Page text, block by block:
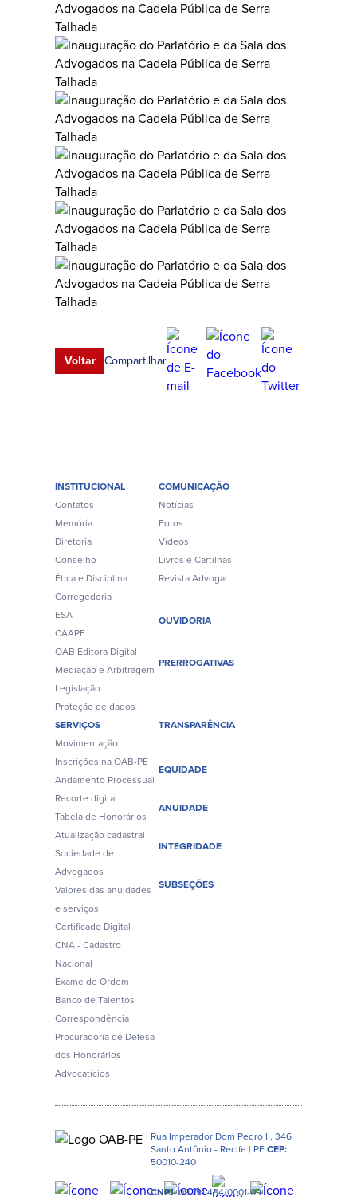
Voltar Compartilhar
INSTITUCIONAL
Contatos
Memória
Diretoria
Conselho
Ética e Disciplina
Corregedoria
ESA
CAAPE
OAB Editora Digital
Mediação e Arbitragem
Legislação
Proteção de dados
COMUNICAÇÃO
Notícias
Fotos
Vídeos
Livros e Cartilhas
Revista Advogar
OUVIDORIA
PRERROGATIVAS
SERVIÇOS
Movimentação
Inscrições na OAB-PE
Andamento Processual
Recorte digital
Tabela de Honorários
Atualização cadastral
Sociedade de
Advogados
Valores das anuidades
e serviços
Certificado Digital
CNA - Cadastro
Nacional
Exame de Ordem
Banco de Talentos
Correspondência
Procuradoria de Defesa
dos Honorários
Advocatícios
TRANSPARÊNCIA
EQUIDADE
ANUIDADE
INTEGRIDADE
SUBSEÇÕES
Rua Imperador Dom Pedro II, 346
Santo Antônio - Recife | PECEP:
50010-240
CNPJ:09.791.484/0001-09